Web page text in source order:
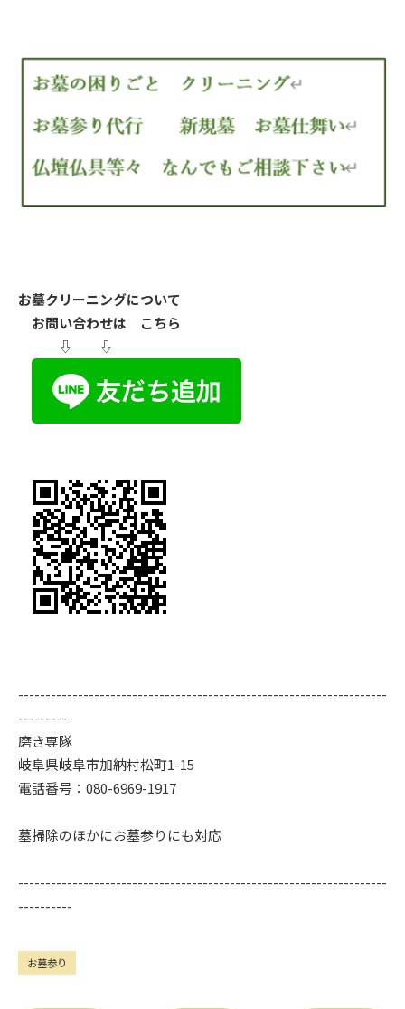
お墓クリーニングについて
お問い合わせは こちら
⇩ ⇩
--------------------------------------------------------------------
---------
磨き専隊
岐阜県岐阜市加納村松町1-15
電話番号：080-6969-1917
墓掃除のほかにお墓参りにも対応
--------------------------------------------------------------------
----------
お墓参り